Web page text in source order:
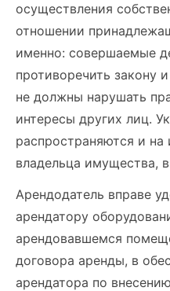
осуществления
отношении
именно: совершаемые
противоречить закону
не должны нарушать
интересы других лиц.
распространяются и на
владельца имущества,
Арендодатель вправе
арендатору
арендовавшемся
договора аренды, в
арендатора по